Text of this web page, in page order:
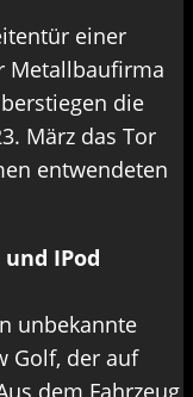
einer
Metallbaufirma
die
März das Tor
entwendeten
IPod
unbekannte
Golf, der auf